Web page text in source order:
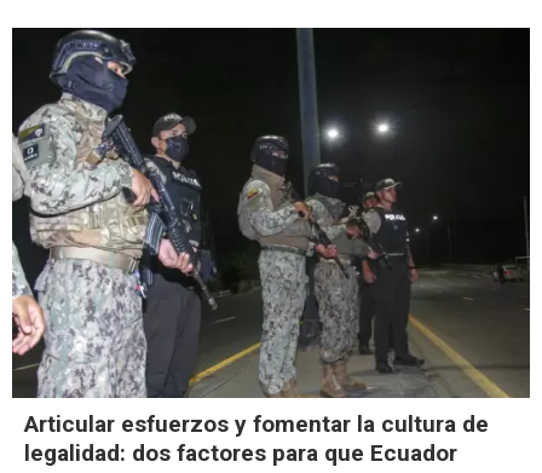
Articular esfuerzos y fomentar la cultura de
legalidad: dos factores para que Ecuador